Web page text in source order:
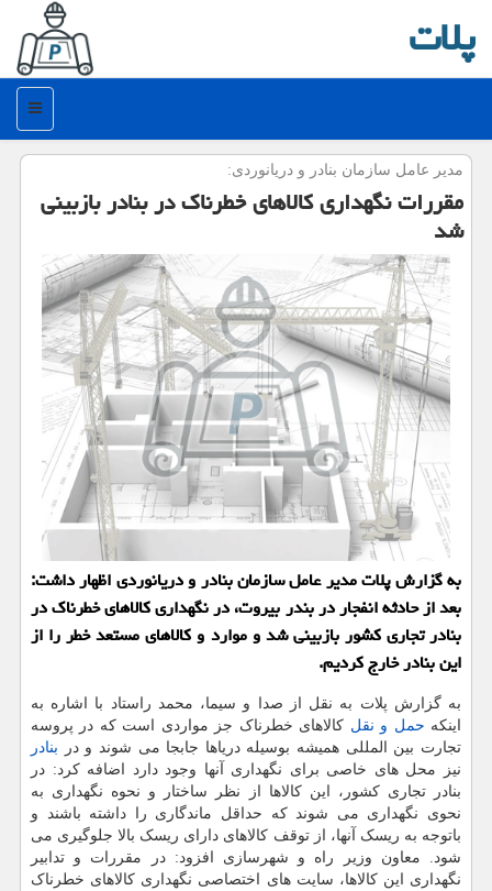
پلات
منو
مدیر عامل سازمان بنادر و دریانوردی:
مقررات نگهداری كالاهای خطرناك در بنادر بازبینی
شد
به گزارش پلات مدیر عامل سازمان بنادر و دریانوردی اظهار داشت:
بعد از حادثه انفجار در بندر بیروت، در نگهداری كالاهای خطرناك در
بنادر تجاری كشور بازبینی شد و موارد و كالاهای مستعد خطر را از
این بنادر خارج كردیم.
به گزارش پلات به نقل از صدا و سیما، محمد راستاد با اشاره به
اینکه حمل و نقل کالاهای خطرناک جز مواردی است که در پروسه
تجارت بین المللی همیشه بوسیله دریاها جابجا می شوند و در بنادر
نیز محل های خاصی برای نگهداری آنها وجود دارد اضافه کرد: در
بنادر تجاری کشور، این کالاها از نظر ساختار و نحوه نگهداری به
نحوی نگهداری می شوند که حداقل ماندگاری را داشته باشند و
باتوجه به ریسک آنها، از توقف کالاهای دارای ریسک بالا جلوگیری می
شود. معاون وزیر راه و شهرسازی افزود: در مقررات و تدابیر
نگهداری این کالاها، سایت های اختصاصی نگهداری کالاهای خطرناک